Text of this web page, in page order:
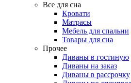
Все для сна
Кровати
Матрасы
Мебель для спальни
Товары для сна
Прочее
Диваны в гостиную
Диваны на заказ
Диваны в рассрочку